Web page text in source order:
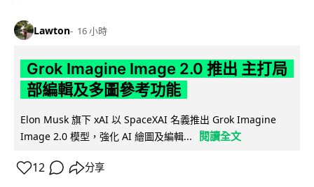
Lawton 16 小時
Grok Imagine Image 2.0 推出 主打局
部編輯及多圖參考功能
Elon Musk 旗下 xAI 以 SpaceXAI 名義推出 Grok Imagine
Image 2.0 模型，強化 AI 繪圖及編輯...
閱讀全文
12 分享